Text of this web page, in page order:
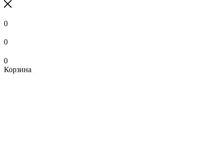
0
0
0
Корзина